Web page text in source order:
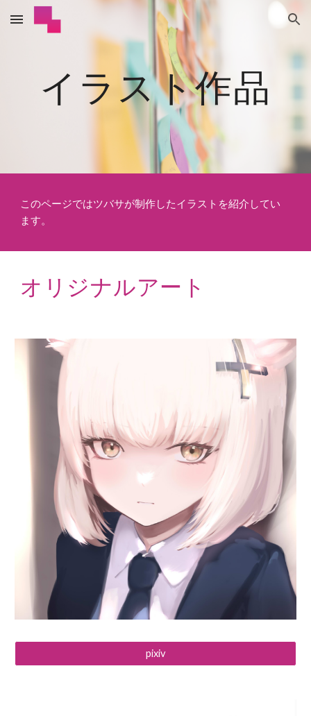
Skip to main content Skip to navigation
イラスト作品
このページではツバサが制作したイラスト を紹介してい
ます。
オリジナルアート
pixiv